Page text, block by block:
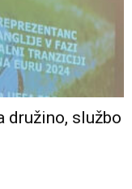
družino, službo